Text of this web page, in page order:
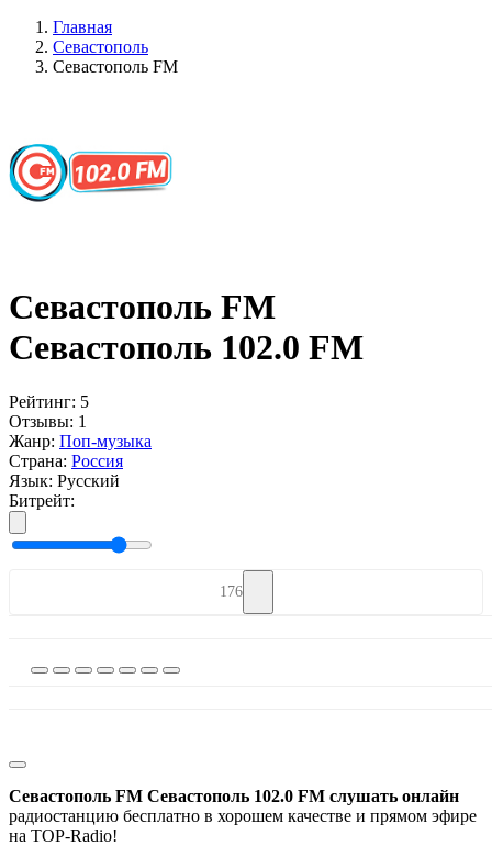
Главная
Севастополь
Севастополь FM
Севастополь FM
Севастополь 102.0 FM
Рейтинг: 5
Отзывы: 1
Жанр: Поп-музыка
Страна: Россия
Язык: Русский
Битрейт:
176
Севастополь FM Севастополь 102.0 FM слушать онлайн
радиостанцию бесплатно в хорошем качестве и прямом эфире
на TOP-Radio!